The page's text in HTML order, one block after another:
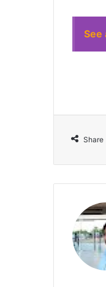
See
Share